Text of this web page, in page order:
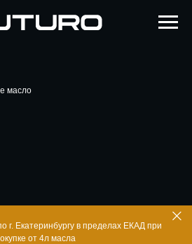
масло
г. Екатеринбургу в пределах ЕКАД при
от 4л масла